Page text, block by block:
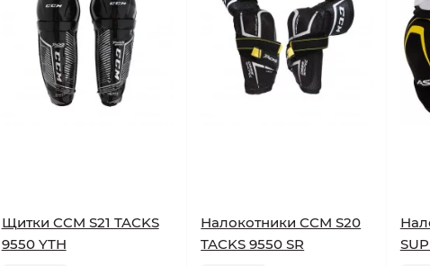
Щитки CCM S21 TACKS
9550 YTH
Налокотники CCM S20
TACKS 9550 SR